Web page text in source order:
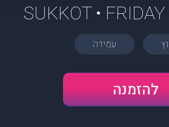
SUKKOT •
עמידה
להזמנה